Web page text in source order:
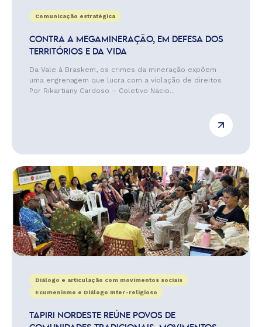
Comunicação estratégica
CONTRA A MEGAMINERAÇÃO, EM DEFESA DOS
TERRITÓRIOS E DA VIDA
Da Vale à Braskem, os crimes da mineração expõem
uma engrenagem que lucra com a violação de direitos
Por Rikartiany Cardoso – Coletivo Nacio...
Diálogo e articulação com movimentos sociais
Ecumenismo e Diálogo Inter-religioso
TAPIRI NORDESTE REÚNE POVOS DE